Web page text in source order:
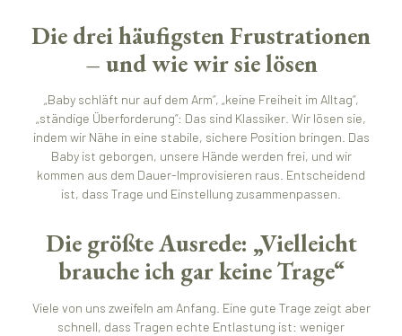
Die drei häufigsten Frustrationen
– und wie wir sie lösen
„Baby schläft nur auf dem Arm“, „keine Freiheit im Alltag“,
„ständige Überforderung“: Das sind Klassiker. Wir lösen sie,
indem wir Nähe in eine stabile, sichere Position bringen. Das
Baby ist geborgen, unsere Hände werden frei, und wir
kommen aus dem Dauer-Improvisieren raus. Entscheidend
ist, dass Trage und Einstellung zusammenpassen.
Die größte Ausrede: „Vielleicht
brauche ich gar keine Trage“
Viele von uns zweifeln am Anfang. Eine gute Trage zeigt aber
schnell, dass Tragen echte Entlastung ist: weniger